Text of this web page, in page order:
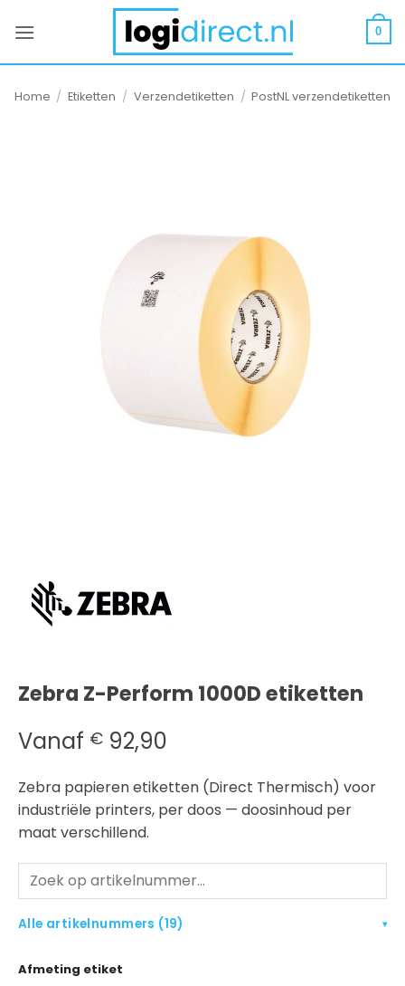
naar
0
Home / Etiketten / Verzendetiketten / PostNL verzendetiketten
Zebra Z-Perform 1000D etiketten
Vanaf € 92,90
Zebra papieren etiketten (Direct Thermisch) voor
industriële printers, per doos — doosinhoud per
maat verschillend.
Alle artikelnummers (19) ▾
Afmeting etiket